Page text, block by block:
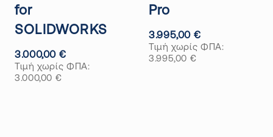
for
SOLIDWORKS
3.000,00 €
Τιμή χωρίς ΦΠΑ:
3.000,00 €
Pro
3.995,00 €
Τιμή χωρίς ΦΠΑ:
3.995,00 €